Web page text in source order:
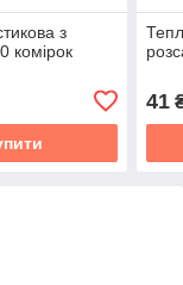
з
комірок
41